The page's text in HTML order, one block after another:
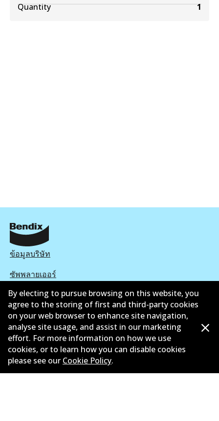
Quantity
1
ข้อมูลบริษัท
ซัพพลายเออร์
ติดต่อ
นโยบายความเป็นส่วนตัว
การรับประกัน
ข้อกำหนดและเงื่อนไข
นโยบายการแจ้งเบาะแส
By electing to pursue browsing on this website, you
agree to the storing of first and third-party cookies
on your web browser to enhance site navigation,
analyse site usage, and assist in our marketing
effort. For more information on how we use
cookies, or to learn how you can disable cookies
please see our Cookie Policy.